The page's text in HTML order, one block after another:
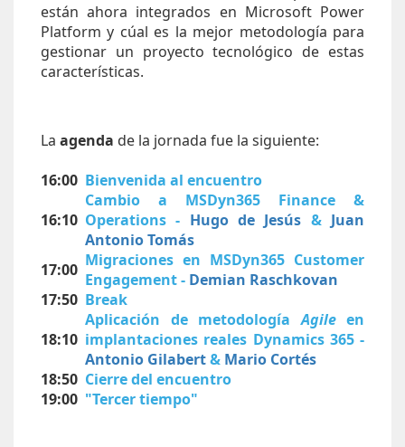
están ahora integrados en Microsoft Power
Platform y cúal es la mejor metodología para
gestionar un proyecto tecnológico de estas
características.
La agenda de la jornada fue la siguiente:
16:00 Bienvenida al encuentro
16:10
Cambio a MSDyn365 Finance &
Operations - Hugo de Jesús & Juan
Antonio Tomás
17:00 Migraciones en MSDyn365 Customer
Engagement - Demian Raschkovan
17:50 Break
18:10
Aplicación de metodologíaAgileen
implantaciones reales Dynamics 365 -
Antonio Gilabert& Mario Cortés
18:50 Cierre del encuentro
19:00 "Tercer tiempo"